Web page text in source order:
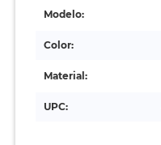
Modelo:
Color:
Material:
UPC: